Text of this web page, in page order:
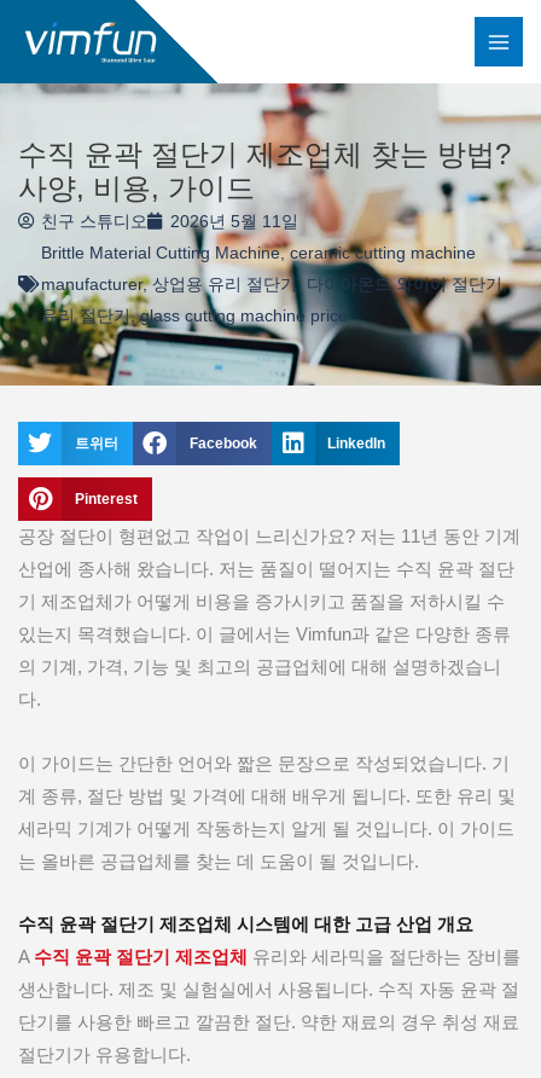
츠
수직 윤곽 절단기 제조업체 찾는 방법?
사양, 비용, 가이드
친구 스튜디오
2026년 5월 11일
Brittle Material Cutting Machine,ceramic cutting machine
manufacturer,상업용 유리 절단기, 다이아몬드 와이어 절단기,
유리 절단기,glass cutting machine price
트위터 Facebook LinkedIn
Pinterest
공장 절단이 형편없고 작업이 느리신가요? 저는 11년 동안 기계
산업에 종사해 왔습니다. 저는 품질이 떨어지는 수직 윤곽 절단
기 제조업체가 어떻게 비용을 증가시키고 품질을 저하시킬 수
있는지 목격했습니다. 이 글에서는 Vimfun과 같은 다양한 종류
의 기계, 가격, 기능 및 최고의 공급업체에 대해 설명하겠습니
다.
이 가이드는 간단한 언어와 짧은 문장으로 작성되었습니다. 기
계 종류, 절단 방법 및 가격에 대해 배우게 됩니다. 또한 유리 및
세라믹 기계가 어떻게 작동하는지 알게 될 것입니다. 이 가이드
는 올바른 공급업체를 찾는 데 도움이 될 것입니다.
수직 윤곽 절단기 제조업체 시스템에 대한 고급 산업 개요
A 수직 윤곽 절단기 제조업체
유리와 세라믹을 절단하는 장비를
생산합니다. 제조 및 실험실에서 사용됩니다. 수직 자동 윤곽 절
단기를 사용한 빠르고 깔끔한 절단. 약한 재료의 경우 취성 재료
절단기가 유용합니다.